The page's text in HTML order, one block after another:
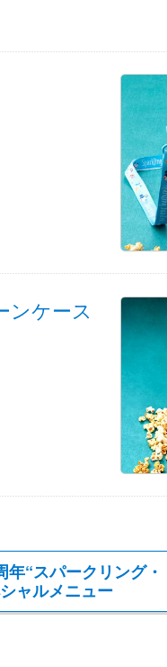
ンケース
“スパークリング・
ャルメニュー